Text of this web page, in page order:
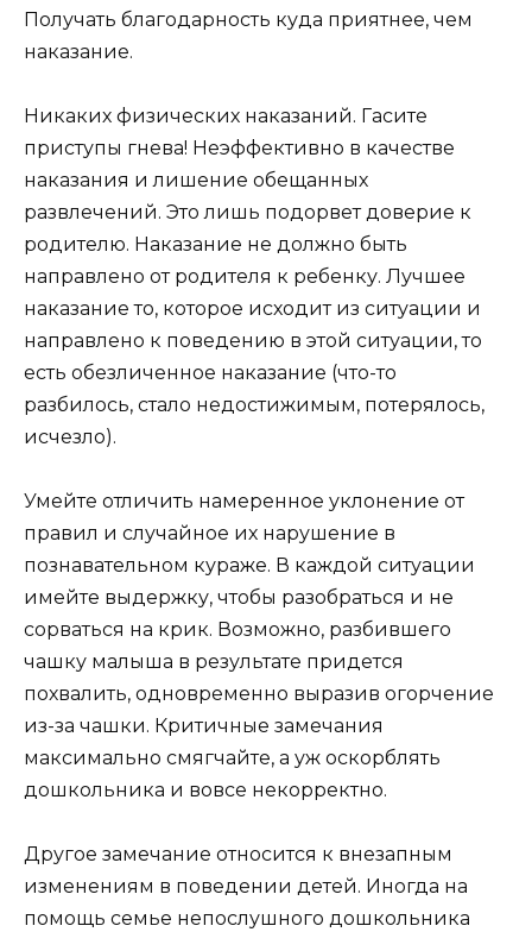
Получать благодарность куда приятнее, чем
наказание.
Никаких физических наказаний. Гасите
приступы гнева! Неэффективно в качестве
наказания и лишение обещанных
развлечений. Это лишь подорвет доверие к
родителю. Наказание не должно быть
направлено от родителя к ребенку. Лучшее
наказание то, которое исходит из ситуации и
направлено к поведению в этой ситуации, то
есть обезличенное наказание (что-то
разбилось, стало недостижимым, потерялось,
исчезло).
Умейте отличить намеренное уклонение от
правил и случайное их нарушение в
познавательном кураже. В каждой ситуации
имейте выдержку, чтобы разобраться и не
сорваться на крик. Возможно, разбившего
чашку малыша в результате придется
похвалить, одновременно выразив огорчение
из-за чашки. Критичные замечания
максимально смягчайте, а уж оскорблять
дошкольника и вовсе некорректно.
Другое замечание относится к внезапным
изменениям в поведении детей. Иногда на
помощь семье непослушного дошкольника